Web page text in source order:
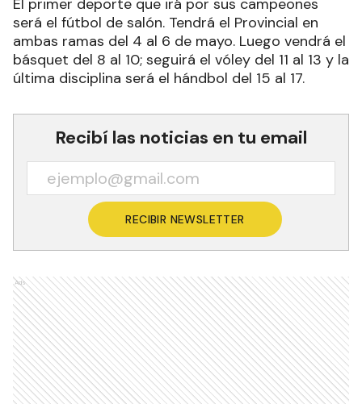
El primer deporte que irá por sus campeones
será el fútbol de salón. Tendrá el Provincial en
ambas ramas del 4 al 6 de mayo. Luego vendrá el
básquet del 8 al 10; seguirá el vóley del 11 al 13 y la
última disciplina será el hándbol del 15 al 17.
Recibí las noticias en tu email
RECIBIR NEWSLETTER
Ads